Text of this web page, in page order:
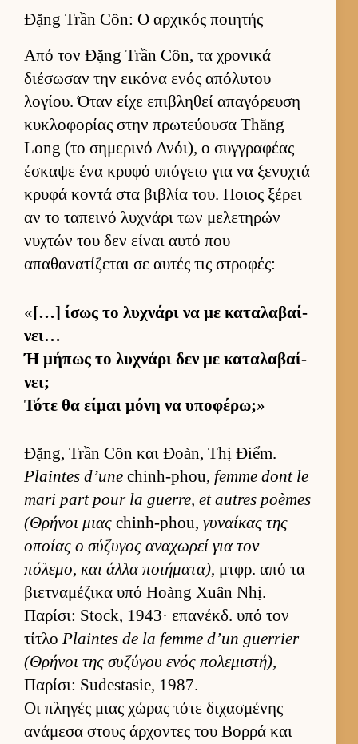
Đặng Trần Côn: Ο αρχικός ποιητής
Από τον Đặng Trần Côn, τα χρονικά
διέσωσαν την ει­κόνα ενός απόλυτου
λογίου. Όταν είχε επιβληθεί απαγόρευση
κυκλοφορίας στην πρωτεύ­ουσα Thăng
Long (το σημερινό Ανόι), ο συγ­γραφέας
έσκαψε ένα κρυφό υπόγειο για να ξενυχτά
κρυφά κοντά στα βιβλία του. Ποιος ξέρει
αν το ταπεινό λυχνάρι των μελετηρών
νυχτών του δεν εί­ναι αυτό που
απαθανατίζεται σε αυ­τές τις στροφές:
«[…] ίσως το λυχνάρι να με καταλαβαί­
νει…
Ή μήπως το λυχνάρι δεν με καταλαβαί­
νει;
Τότε θα εί­μαι μόνη να υποφέρω;»
Đặng, Trần Côn και Đoàn, Thị Điểm.
Plaintes d’une chinh-phou, femme dont le
mari part pour la guerre, et autres poèmes
(Θρήνοι μιας chinh-phou, γυναί­κας της
οποίας ο σύζυγος αναχωρεί για τον
πόλεμο, και άλλα ποι­ήματα), μτ­φρ. από τα
βιετ­ναμέζικα υπό Hoàng Xuân Nhị.
Παρίσι: Stock, 1943· επανέκδ. υπό τον
τίτλο Plaintes de la femme d’un guerrier
(Θρήνοι της συζύγου ενός πολεμιστή),
Παρίσι: Sudestasie, 1987.
Οι πληγές μιας χώρας τότε διχασμένης
ανάμεσα στους άρ­χοντες του Βορρά και